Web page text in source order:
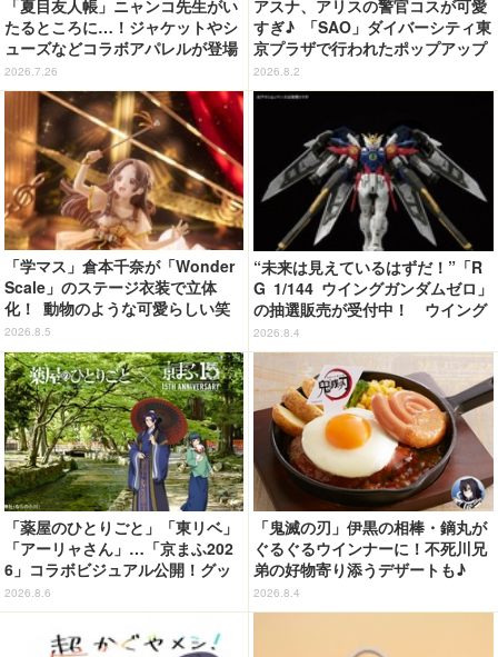
「夏目友人帳」ニャンコ先生がい
たるところに…！ジャケットやシ
ューズなどコラボアパレルが登場
♪
2026.7.26
アスナ、アリスの警官コスが可愛
すぎ♪ 「SAO」ダイバーシティ東
京プラザで行われたポップアップ
ショップの事後通販がスタート！
2026.8.2
「学マス」倉本千奈が「Wonder
Scale」のステージ衣装で立体
化！ 動物のような可愛らしい笑
顔が眩しい♪
2026.8.5
“未来は見えているはずだ！”「R
G 1/144 ウイングガンダムゼロ」
の抽選販売が受付中！ ウイング
バインダーにRGならではのギミ
ックを搭載
2026.8.4
「薬屋のひとりごと」「東リベ」
「アーリャさん」…「京まふ202
6」コラボビジュアル公開！グッ
ズなどの最新情報も
2026.8.6
「鬼滅の刃」伊黒の相棒・鏑丸が
ぐるぐるウインナーに！不死川兄
弟の好物寄り添うデザートも♪
「ジョイフル」コラボ第3弾・第4
弾決定【8月18日～】
2026.8.4